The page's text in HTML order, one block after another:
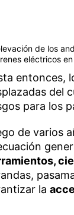
de los
eléctricos
entonces,
del
para los
de varios
la